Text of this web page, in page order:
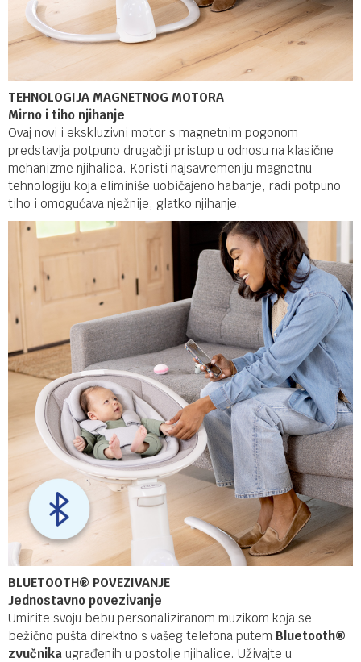
TEHNOLOGIJA MAGNETNOG MOTORA
Mirno i tiho njihanje
Ovaj novi i ekskluzivni motor s magnetnim pogonom
predstavlja potpuno drugačiji pristup u odnosu na klasične
mehanizme njihalica. Koristi najsavremeniju magnetnu
tehnologiju koja eliminiše uobičajeno habanje, radi potpuno
tiho i omogućava nježnije, glatko njihanje.
BLUETOOTH® POVEZIVANJE
Jednostavno povezivanje
Umirite svoju bebu personaliziranom muzikom koja se
bežično pušta direktno s vašeg telefona putem Bluetooth®
zvučnika ugrađenih u postolje njihalice. Uživajte u